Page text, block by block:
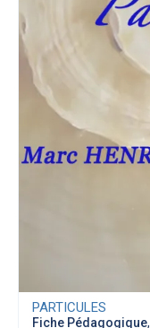
PARTICULES
Fiche Pédagogique,